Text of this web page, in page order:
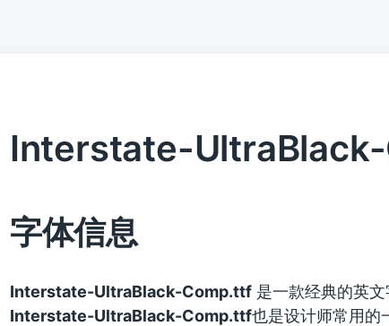
Interstate-
字体信息
Interstate-UltraBlack-Comp.ttf是一款经典的英文
Interstate-UltraBlack-Comp.ttf也是设计师常用的